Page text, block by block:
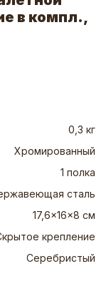
в компл.,
0,3 кг
Хромированный
1 полка
сталь
17,6x16x8 см
крепление
Серебристый